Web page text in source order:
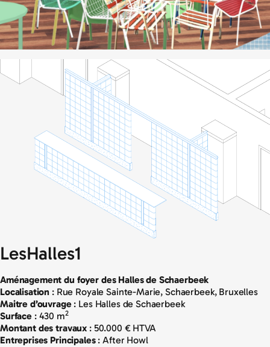
LesHalles1
Aménagement du foyer des Halles de Schaerbeek
Localisation : Rue Royale Sainte-Marie, Schaerbeek, Bruxelles
Maitre d’ouvrage: Les Halles de Schaerbeek
Surface: 430 m2
Montant des travaux : 50.000 € HTVA
Entreprises Principales: After Howl